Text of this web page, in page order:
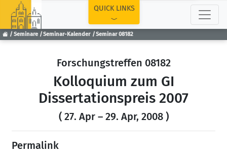
Seminare Seminar-Kalender Seminar 08182
QUICK LINKS
Forschungstreffen 08182
Kolloquium zum GI
Dissertationspreis 2007
( 27. Apr – 29. Apr, 2008 )
Permalink